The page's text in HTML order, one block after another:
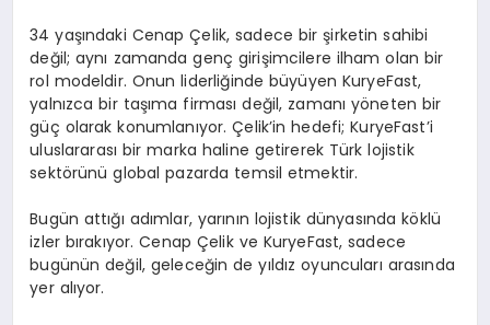
34 yaşındaki Cenap Çelik, sadece bir şirketin sahibi
değil; aynı zamanda genç girişimcilere ilham olan bir
rol modeldir. Onun liderliğinde büyüyen KuryeFast,
yalnızca bir taşıma firması değil, zamanı yöneten bir
güç olarak konumlanıyor. Çelik’in hedefi; KuryeFast’i
uluslararası bir marka haline getirerek Türk lojistik
sektörünü global pazarda temsil etmektir.
Bugün attığı adımlar, yarının lojistik dünyasında köklü
izler bırakıyor. Cenap Çelik ve KuryeFast, sadece
bugünün değil, geleceğin de yıldız oyuncuları arasında
yer alıyor.